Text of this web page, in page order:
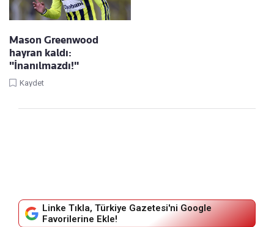
Mason Greenwood
hayran kaldı:
"İnanılmazdı!"
Kaydet
Linke Tıkla, Türkiye Gazetesi'ni Google
Favorilerine Ekle!